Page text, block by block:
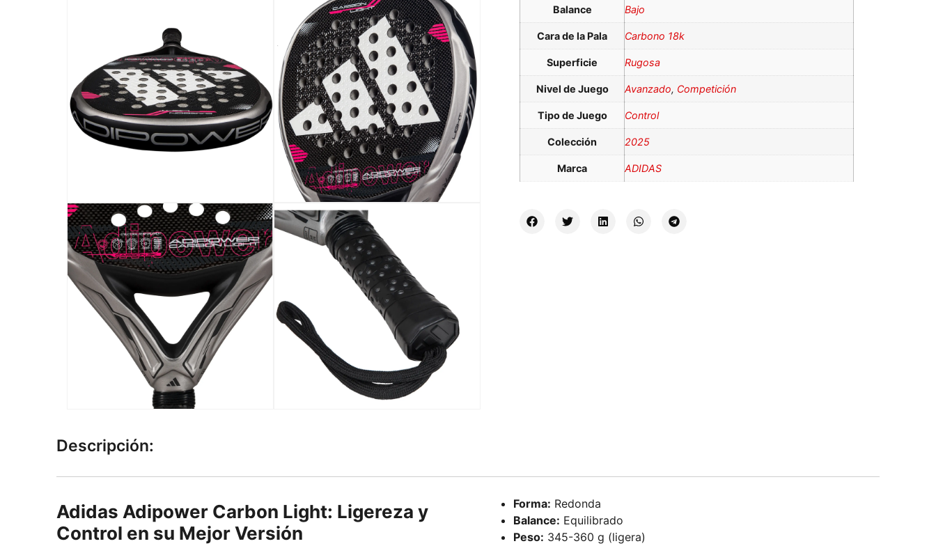
Balance Bajo
Cara de la Pala Carbono 18k
Superficie Rugosa
Nivel de Juego Avanzado, Competición
Tipo de Juego Control
Colección 2025
Marca ADIDAS
Descripción:
Adidas Adipower Carbon Light: Ligereza y
Control en su Mejor Versión
Forma: Redonda
Balance: Equilibrado
Peso: 345-360 g (ligera)